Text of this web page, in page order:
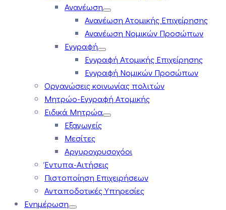
Ανανέωση
Ανανέωση Ατομικής Επιχείρησης
Ανανέωση Νομικών Προσώπων
Εγγραφή
Εγγραφή Ατομικής Επιχείρησης
Εγγραφή Νομικών Προσώπων
Οργανώσεις κοινωνίας πολιτών
Μητρώο-Εγγραφή Ατομικής
Ειδικά Μητρώα
Εξαγωγείς
Μεσίτες
Αργυροχρυσοχόοι
Έντυπα-Αιτήσεις
Πιστοποίηση Επιχειρήσεων
Ανταποδοτικές Υπηρεσίες
Ενημέρωση